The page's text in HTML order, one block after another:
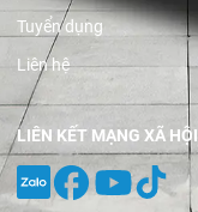
Tuyển dụng
Liên hệ
LIÊN KẾT MẠNG XÃ HỘI